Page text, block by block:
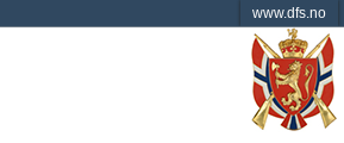
www.dfs.no